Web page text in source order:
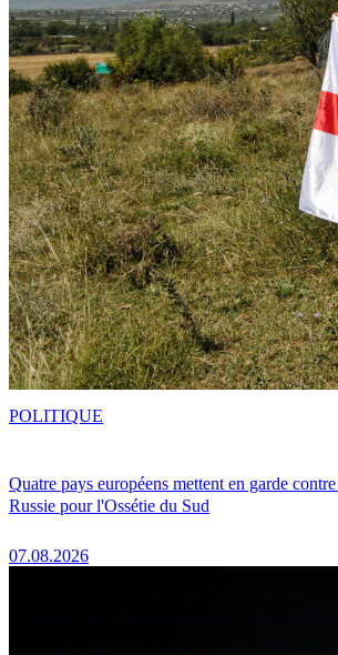
Quatre pays européens mettent en garde
Russie pour l'Ossétie du Sud
07.08.2026
POLITIQUE